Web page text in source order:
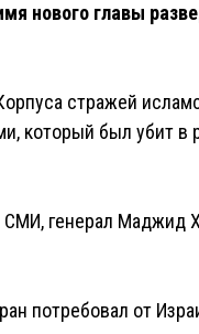
нового главы
стражей
который был убит в
генерал Маджид
потребовал от